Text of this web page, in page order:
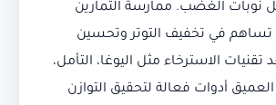
نوبات الغضب. ممارسة التمارين
تساهم في تخفيف التوتر وتحسين
تقنيات الاسترخاء مثل اليوغا، التأمل،
أدوات فعالة لتحقيق التوازن